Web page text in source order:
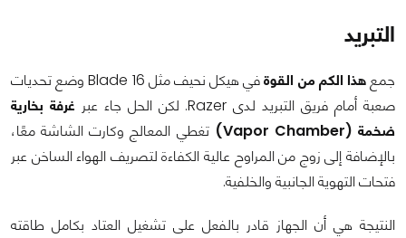
التبريد
جمعهذا الكم من القوة
في هيكل نحيف مثل Blade 16 وضع تحديات
صعبة أمام فريق التبريد لدى Razer. لكن الحل جاء عبر
غرفة بخارية
ضخمة (Vapor Chamber)
تغطي المعالج وكارت الشاشة معًا،
بالإضافة إلى زوج من المراوح عالية الكفاءة لتصريف الهواء الساخن عبر
فتحات التهوية الجانبية والخلفية.
النتيجة هي أن الجهاز قادر بالفعل على تشغيل العتاد بكامل طاقته